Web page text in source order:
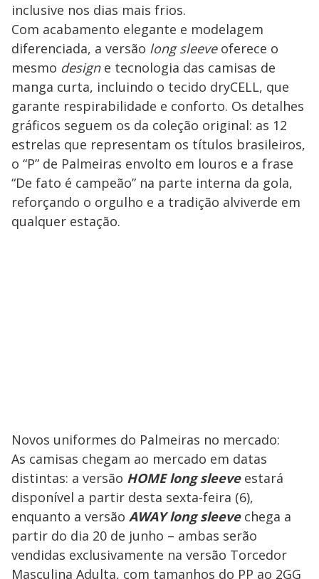
inclusive nos dias mais frios.
Com acabamento elegante e modelagem
diferenciada, a versão long sleeveoferece o
mesmo design e tecnologia das camisas de
manga curta, incluindo o tecido dryCELL, que
garante respirabilidade e conforto. Os detalhes
gráficos seguem os da coleção original: as 12
estrelas que representam os títulos brasileiros,
o “P” de Palmeiras envolto em louros e a frase
“De fato é campeão” na parte interna da gola,
reforçando o orgulho e a tradição alviverde em
qualquer estação.
Novos uniformes do Palmeiras no mercado:
As camisas chegam ao mercado em datas
distintas: a versão HOME long sleeveestará
disponível a partir desta sexta-feira (6),
enquanto a versão AWAY long sleevechega a
partir do dia 20 de junho – ambas serão
vendidas exclusivamente na versão Torcedor
Masculina Adulta, com tamanhos do PP ao 2GG